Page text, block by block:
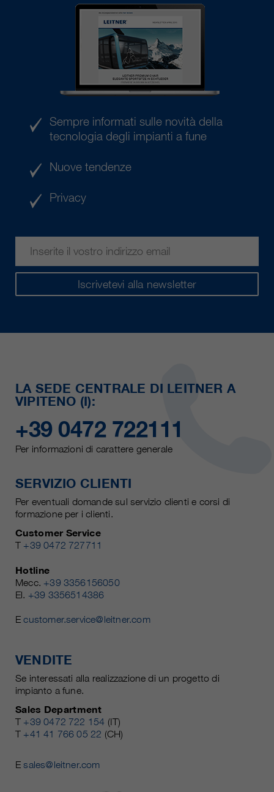
Iscrivetevi alla newsletter
Sempre informati sulle novità della
tecnologia degli impianti a fune
Nuove tendenze
Privacy
LA SEDE CENTRALE DI LEITNER A
VIPITENO (I):
+39 0472 722111
Per informazioni di carattere generale
SERVIZIO CLIENTI
Per eventuali domande sul servizio clienti e corsi di
formazione per i clienti.
Customer Service
T +39 0472 727711
Hotline
Mecc. +39 3356156050
El. +39 3356514386
Ecustomer.service@leitner.com
VENDITE
Se interessati alla realizzazione di un progetto di
impianto a fune.
Sales Department
T +39 0472 722 154 (IT)
T +41 41 766 05 22 (CH)
Esales@leitner.com